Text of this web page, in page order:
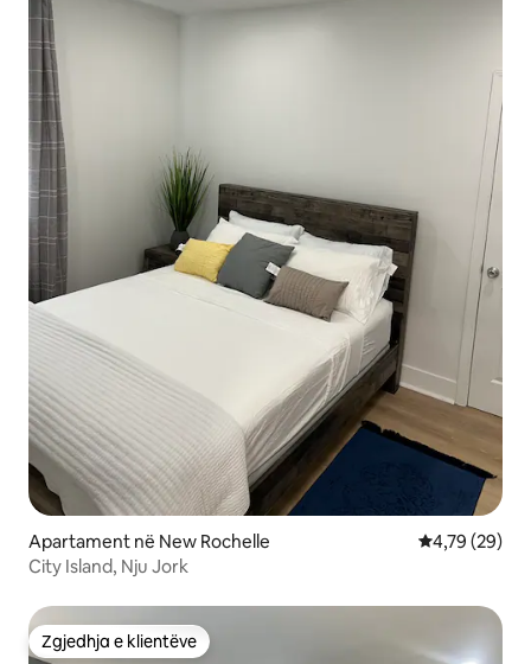
Apartament në New Rochelle Vlerësimi
4,79 (29)
City Island, Nju Jork
Zgjedhja e klientëve
Zgjedhja e klientëve